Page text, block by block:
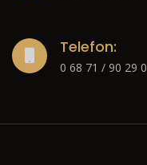
Telefon:
0 68 71 / 90 29 0